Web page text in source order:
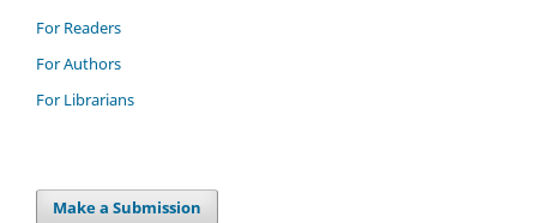
For Readers
For Authors
For Librarians
Make a Submission